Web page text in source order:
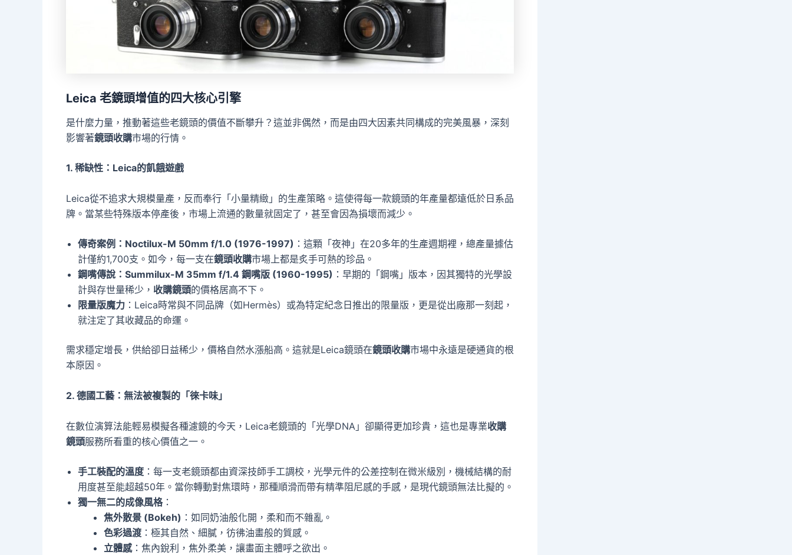
Leica 老鏡頭增值的四大核心引擎
是什麼力量，推動著這些老鏡頭的價值不斷攀升？這並非偶然，而是由四大因素共同構成的完美風暴，深刻
影響著鏡頭收購市場的行情。
1. 稀缺性：Leica的飢餓遊戲
Leica從不追求大規模量產，反而奉行「小量精緻」的生產策略。這使得每一款鏡頭的年產量都遠低於日系品
牌。當某些特殊版本停產後，市場上流通的數量就固定了，甚至會因為損壞而減少。
傳奇案例：Noctilux-M 50mm f/1.0 (1976-1997) ：這顆「夜神」在20多年的生產週期裡，總產量據估
計僅約1,700支。如今，每一支在鏡頭收購市場上都是炙手可熱的珍品。
鋼嘴傳說：Summilux-M 35mm f/1.4 鋼嘴版 (1960-1995) ：早期的「鋼嘴」版本，因其獨特的光學設
計與存世量稀少， 收購鏡頭的價格居高不下。
限量版魔力 ：Leica時常與不同品牌（如Hermès）或為特定紀念日推出的限量版，更是從出廠那一刻起，
就注定了其收藏品的命運。
需求穩定增長，供給卻日益稀少，價格自然水漲船高。這就是Leica鏡頭在鏡頭收購市場中永遠是硬通貨的根
本原因。
2. 德國工藝：無法被複製的「徠卡味」
在數位演算法能輕易模擬各種濾鏡的今天，Leica老鏡頭的「光學DNA」卻顯得更加珍貴，這也是專業收購
鏡頭服務所看重的核心價值之一。
手工裝配的溫度 ：每一支老鏡頭都由資深技師手工調校，光學元件的公差控制在微米級別，機械結構的耐
用度甚至能超越50年。當你轉動對焦環時，那種順滑而帶有精準阻尼感的手感，是現代鏡頭無法比擬的。
獨一無二的成像風格：
焦外散景 (Bokeh) ：如同奶油般化開，柔和而不雜亂。
色彩過渡 ：極其自然、細膩，彷彿油畫般的質感。
立體感：焦內銳利，焦外柔美，讓畫面主體呼之欲出。